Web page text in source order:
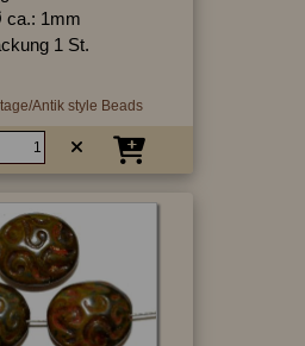
ca.: 1mm
1 St.
Antik style Beads